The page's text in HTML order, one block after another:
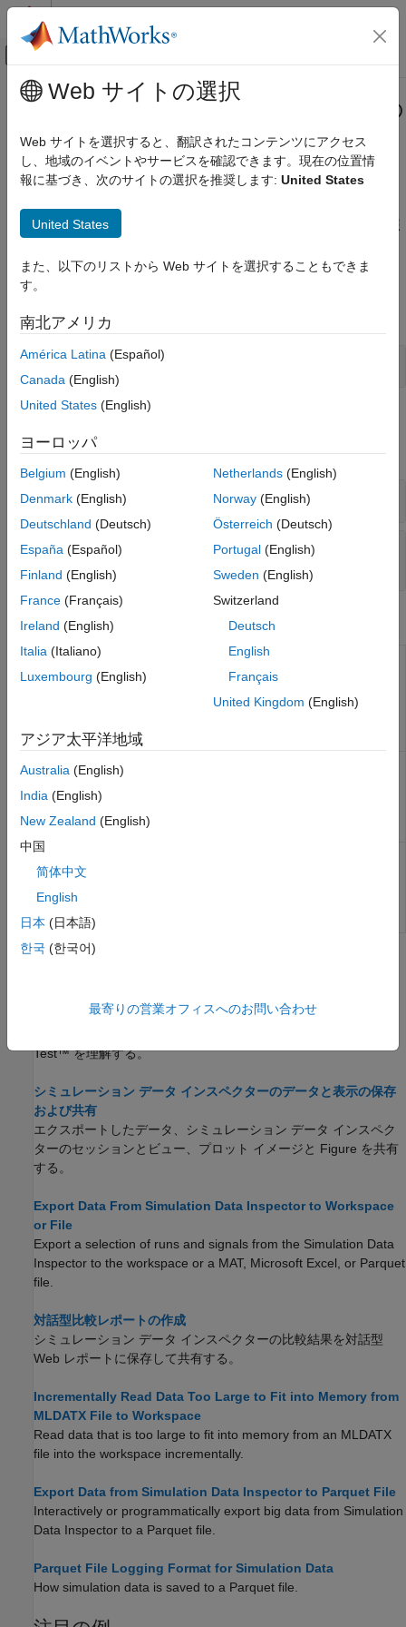
コンテンツへスキップ
オフキャンバス ナビゲーション メ
ドキュメンテーションのホーム
シミュレーション
シミュレーション結果の表示と解析
対話型のダッシュボードを使用したシミュ
レーションの制御
シミュレーション中のデータの表示
シミュレーションを制御するためのアプリ
の作成
シミュレーション結果の解析
メインコンテンツ
シミュレーション結果と解析結果の
保存
1 つ以上のファイル形式におけるログ記録されたシミュレーショ
ログ記録されたシミュレーション データと解析結果を (後で参照
ツール
すべて展開する
シミュレーション データ インスペクター
すべて展開する
シミュレーション結果と解析結果の保存
参照された MLDATX ファイルのデータへのアク
オブジェクト
matlab.io.datastore.MLDATXSignalDatastore
MLDATX file
mldatx.io.File
mldatx.io.Signal
シミュレーション データ インスペクターで使用される
Test™を理解する。
シミュレーション データ インスペクターのデータと表示の保存
および共有
エクスポートしたデータ、シミュレーション データ インスペク
ターのセッションとビュー、プロット イメージと Figure を共有
する。
Export Data From Simulation Data Inspector to Workspace
or File
Export a selection of runs and signals from the Simulation Data
Inspector to the workspace or a MAT, Microsoft Excel, or Parquet
file.
対話型比較レポートの作成
シミュレーション データ インスペクターの比較結果を対話型
Web レポートに保存して共有する。
Incrementally Read Data Too Large to Fit into Memory from
MLDATX File to Workspace
Read data that is too large to fit into memory from an MLDATX
file into the workspace incrementally.
Export Data from Simulation Data Inspector to Parquet File
Interactively or programmatically export big data from Simulation
Data Inspector to a Parquet file.
Parquet File Logging Format for Simulation Data
How simulation data is saved to a Parquet file.
Web サイトの選択
Web サイトを選択すると、翻訳されたコンテンツにアクセス
し、地域のイベントやサービスを確認できます。現在の位置情
報に基づき、次のサイトの選択を推奨します: United States
United States
また、以下のリストから Web サイトを選択することもできま
す。
南北アメリカ
América Latina (Español)
Canada (English)
United States (English)
ヨーロッパ
Belgium (English)
Denmark (English)
Deutschland (Deutsch)
España (Español)
Finland (English)
France (Français)
Ireland (English)
Italia (Italiano)
Luxembourg (English)
Netherlands(English)
Norway(English)
Österreich (Deutsch)
Portugal(English)
Sweden (English)
Switzerland
Deutsch
English
Français
United Kingdom (English)
アジア太平洋地域
Australia (English)
India (English)
New Zealand (English)
中国
简体中文
English
日本 (日本語)
한국 (한국어)
最寄りの営業オフィスへのお問い合わせ